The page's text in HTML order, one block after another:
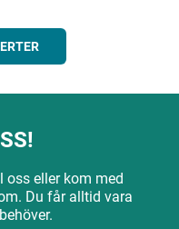
eller kom med
Du får alltid vara